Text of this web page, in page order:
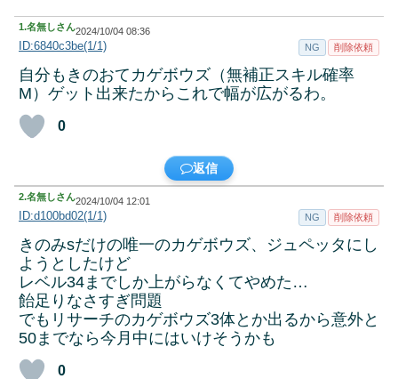
1.名無しさん2024/10/04 08:36
ID:6840c3be(1/1) NG 削除依頼
自分もきのおてカゲボウズ（無補正スキル確率
M）ゲット出来たからこれで幅が広がるわ。
0
返信
2.名無しさん2024/10/04 12:01
ID:d100bd02(1/1) NG 削除依頼
きのみsだけの唯一のカゲボウズ、ジュペッタにし
ようとしたけど
レベル34までしか上がらなくてやめた…
飴足りなさすぎ問題
でもリサーチのカゲボウズ3体とか出るから意外と
50までなら今月中にはいけそうかも
0